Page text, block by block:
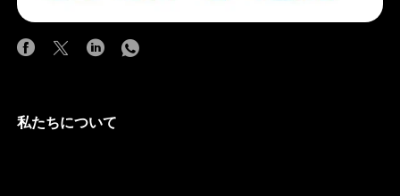
私たちについて